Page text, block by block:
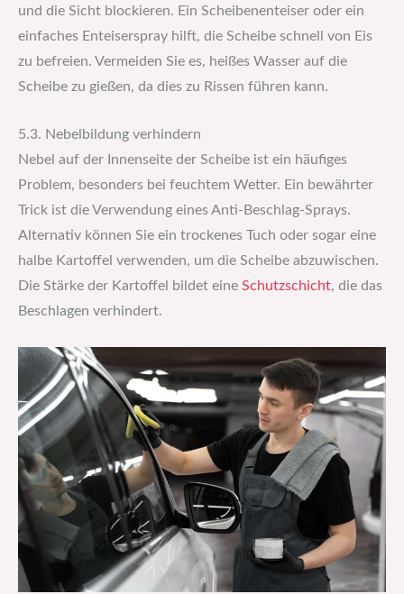
und die Sicht blockieren. Ein Scheibenenteiser oder ein
einfaches Enteiserspray hilft, die Scheibe schnell von Eis
zu befreien. Vermeiden Sie es, heißes Wasser auf die
Scheibe zu gießen, da dies zu Rissen führen kann.
5.3. Nebelbildung verhindern
Nebel auf der Innenseite der Scheibe ist ein häufiges
Problem, besonders bei feuchtem Wetter. Ein bewährter
Trick ist die Verwendung eines Anti-Beschlag-Sprays.
Alternativ können Sie ein trockenes Tuch oder sogar eine
halbe Kartoffel verwenden, um die Scheibe abzuwischen.
Die Stärke der Kartoffel bildet eine Schutzschicht, die das
Beschlagen verhindert.